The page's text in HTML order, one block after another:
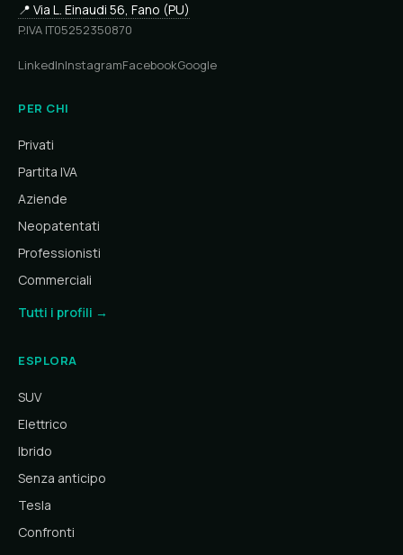
📍 Via L. Einaudi 56, Fano (PU)
P.IVA IT05252350870
LinkedInInstagramFacebookGoogle
PER CHI
Privati
Partita IVA
Aziende
Neopatentati
Professionisti
Commerciali
Tutti i profili →
ESPLORA
SUV
Elettrico
Ibrido
Senza anticipo
Tesla
Confronti